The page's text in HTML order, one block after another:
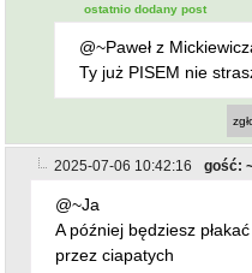
ostatnio dodany post
@~Paweł z
Ty już PISEM nie
2025-07-06 10:42:16 gość:
@~Ja
A później będziesz
przez ciapatych